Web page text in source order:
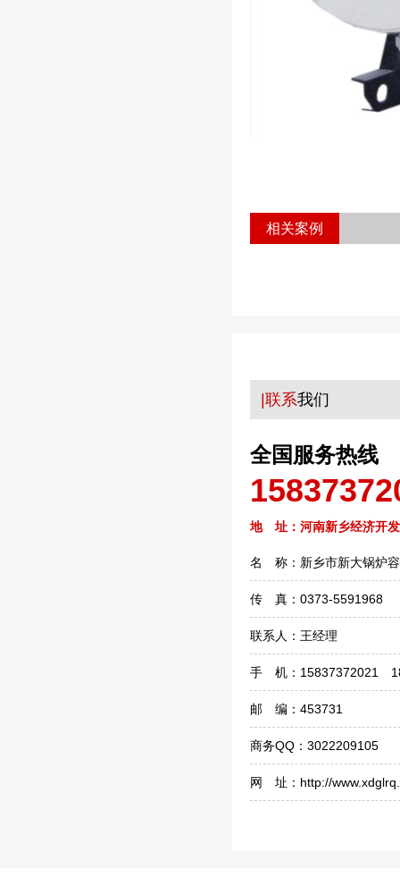
相关案例
|联系我们
全国服务热线
地 址：河南新乡经济开
名 称：新乡市新大锅炉
传 真：0373-5591968
联系人：王经理
手 机：15837372021
邮 编：453731
商务QQ：3022209105
网 址：http://